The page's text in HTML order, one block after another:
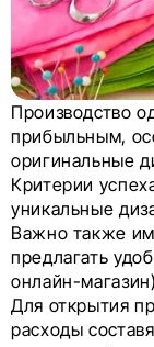
Производство
прибыльным,
оригинальные
Критерии
уникальные
Важно также
предлагать
онлайн-
Для открытия
расходы